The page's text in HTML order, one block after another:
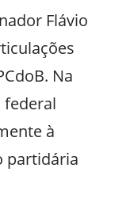
Flávio
Na
federal
à
partidária